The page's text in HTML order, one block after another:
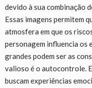
devido à sua combinação
Essas imagens permitem
atmosfera em que os
personagem influencia os
grandes podem ser as
valioso é o autocontrole.
buscam experiências